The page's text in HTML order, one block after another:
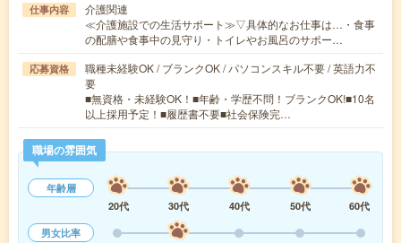
仕事内容
介護関連
≪介護施設での生活サポート≫▽具体的なお仕事は…・食事
の配膳や食事中の見守り・トイレやお風呂のサポー…
応募資格
職種未経験OK / ブランクOK / パソコンスキル不要 / 英語力不
要
■無資格・未経験OK！■年齢・学歴不問！ブランクOK!■10名
以上採用予定！■履歴書不要■社会保険完…
職場の雰囲気
年齢層
20代
30代 40代 50代
60代
男女比率